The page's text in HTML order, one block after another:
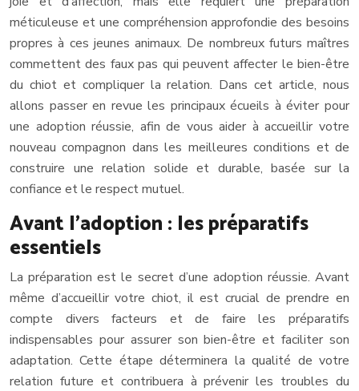
méticuleuse et une compréhension approfondie des besoins
propres à ces jeunes animaux. De nombreux futurs maîtres
commettent des faux pas qui peuvent affecter le bien-être
du chiot et compliquer la relation. Dans cet article, nous
allons passer en revue les principaux écueils à éviter pour
une adoption réussie, afin de vous aider à accueillir votre
nouveau compagnon dans les meilleures conditions et de
construire une relation solide et durable, basée sur la
confiance et le respect mutuel.
Avant l’adoption : les préparatifs
essentiels
La préparation est le secret d’une adoption réussie. Avant
même d’accueillir votre chiot, il est crucial de prendre en
compte divers facteurs et de faire les préparatifs
indispensables pour assurer son bien-être et faciliter son
adaptation. Cette étape déterminera la qualité de votre
relation future et contribuera à prévenir les troubles du